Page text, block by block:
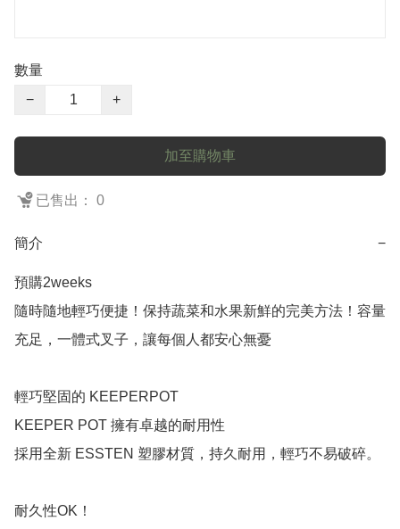
數量
−
+
加至購物車
已售出： 0
簡介 −
預購2weeks
隨時隨地輕巧便捷！保持蔬菜和水果新鮮的完美方法！容量
充足，一體式叉子，讓每個人都安心無憂
輕巧堅固的 KEEPERPOT
KEEPER POT 擁有卓越的耐用性
採用全新 ESSTEN 塑膠材質，持久耐用，輕巧不易破碎。
耐久性OK！